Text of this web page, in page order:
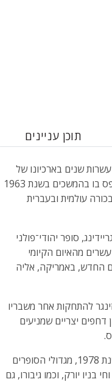
תוכן עניינים
שנים בארכיונו של
העיתון היהודי־אמריקאי "פאָרווערטס". הוא נדפס בו בהמשכים בשנת 1963
עולמית ובעברית
סופר יהודי־פולני
מהאיום הקיומי
החדש, באמריקה, אליה
להתחקות אחר משבריו
יצריים שמניעים
יצחק בשביס־זינגר, חתן פרס נובל לספרות לשנת 1978, מגדולי הסופרים
בניו יורק, וכמו גיבורו, גם